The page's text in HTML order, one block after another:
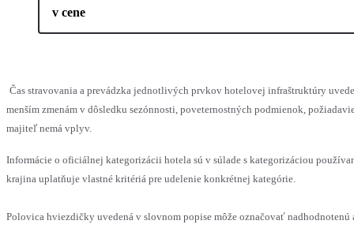
v cene
Čas stravovania a prevádzka jednotlivých prvkov hotelovej infraštruktúry
menším zmenám v dôsledku sezónnosti, poveternostných podmienok,
majiteľ nemá vplyv.
Informácie o oficiálnej kategorizácii hotela sú v súlade s kategorizáciou
krajina uplatňuje vlastné kritériá pre udelenie konkrétnej kategórie.
Polovica hviezdičky uvedená v slovnom popise môže označovať